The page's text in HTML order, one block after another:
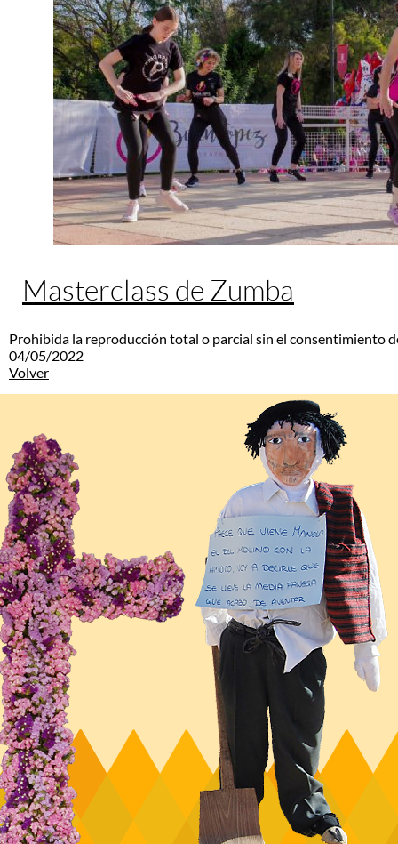
Masterclass de Zumba
Prohibida la reproducción total o parcial sin el consentimiento
04/05/2022
Volver